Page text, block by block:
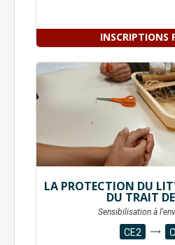
INSCRIPTIONS
LA PROTECTION DU
DU TRAIT
Sensibilisation à
CE2